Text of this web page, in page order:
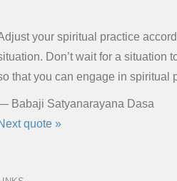
your spiritual practice
Don’t wait for a situation
that you can engage in spiritual
Babaji Satyanarayana Dasa
quote »